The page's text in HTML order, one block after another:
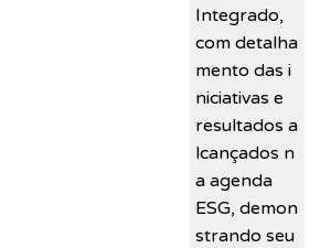
Integrado,
com detalha
mento das i
niciativas e
resultados a
lcançados n
a agenda
ESG, demon
strando seu